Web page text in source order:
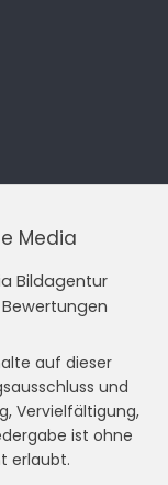
Media
Bildagentur
Bewertungen
auf dieser
und
Vervielfältigung,
ist ohne
erlaubt.